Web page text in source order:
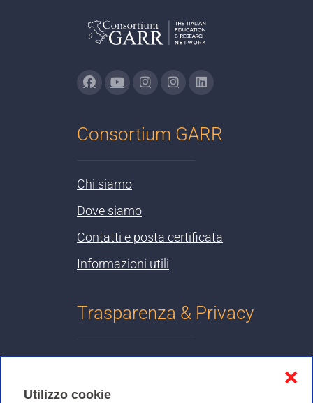
Utilizzo cookie
❌
Consortium GARR
Chi siamo
Dove siamo
Contatti e posta certificata
Informazioni utili
Trasparenza & Privacy
Cookies Policy